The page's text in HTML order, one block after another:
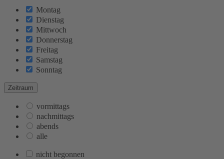
Montag
Dienstag
Mittwoch
Donnerstag
Freitag
Samstag
Sonntag
Zeitraum
vormittags
nachmittags
abends
alle
nicht begonnen